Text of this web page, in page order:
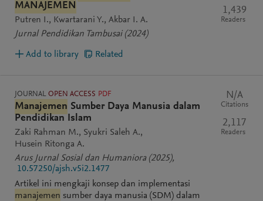
MANAJEMEN
Putren I. Kwartarani Y. Akbar I. A.
Jurnal Pendidikan Tambusai (2024)
1,439
Readers
Add to library Related
JOURNAL OPEN ACCESS PDF
Manajemen Sumber Daya Manusia dalam
Pendidikan Islam
Zaki Rahman M.
Syukri Saleh A.
Husein Ritonga A.
Arus Jurnal Sosial dan Humaniora (2025),
10.57250/ajsh.v5i2.1477
Artikel ini mengkaji konsep dan implementasi
manajemen sumber daya manusia (SDM) dalam
N/A
Citations
2,117
Readers